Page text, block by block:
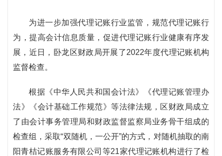
为进一步加强代理记账行业监管，规范代理记账行
为，提高会计信息质量，促进代理记账行业健康有序发
展，近日，卧龙区财政局开展了2022年度代理记账机构
监督检查。
根据《中华人民共和国会计法》《代理记账管理办
法》《会计基础工作规范》等法律法规，区财政局成立
了由会计事务管理局和财政监督监察局业务骨干组成的
检查组，采取“双随机，一公开”的方式，对随机抽取的南
阳青桔记账服务有限公司等21家代理记账机构进行了检